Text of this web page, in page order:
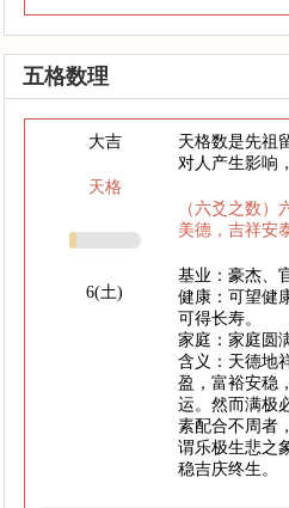
五格数理
大吉
天格
6(土)
天格数是先祖
对人产生影响
（六爻之数
美德，吉祥安
基业：豪杰、
健康：可望健
可得长寿。
家庭：家庭圆
含义：天德地
盈，富裕安稳
运。然而满极
素配合不周者
谓乐极生悲之
稳吉庆终生。